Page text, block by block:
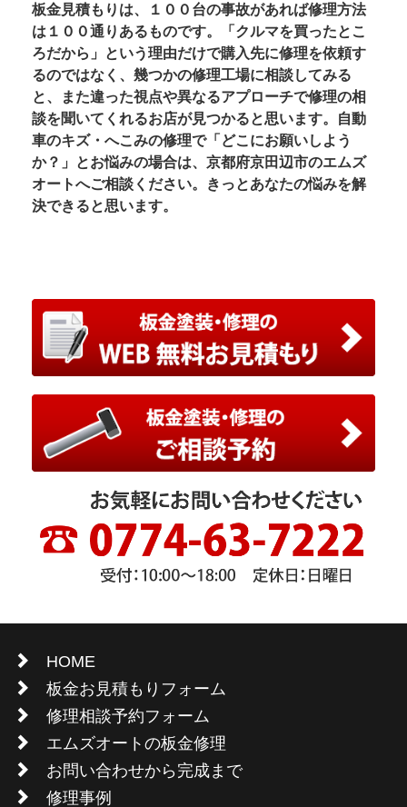
板金見積もりは、１００台の事故があれば修理方法
は１００通りあるものです。「クルマを買ったとこ
ろだから」という理由だけで購入先に修理を依頼す
るのではなく、幾つかの修理工場に相談してみる
と、また違った視点や異なるアプローチで修理の相
談を聞いてくれるお店が見つかると思います。自動
車のキズ・へこみの修理で「どこにお願いしよう
か？」とお悩みの場合は、京都府京田辺市のエムズ
オートへご相談ください。きっとあなたの悩みを解
決できると思います。
HOME
板金お見積もりフォーム
修理相談予約フォーム
エムズオートの板金修理
お問い合わせから完成まで
修理事例